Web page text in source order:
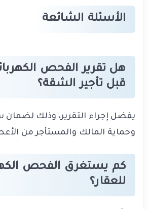
الأسئلة الشائعة
هل تقرير الفحص
قبل تأجير الشقة؟
يفضل إجراء التقرير، وذلك لضمان
وحماية المالك والمستأجر من
كم يستغرق الفحص
للعقار؟